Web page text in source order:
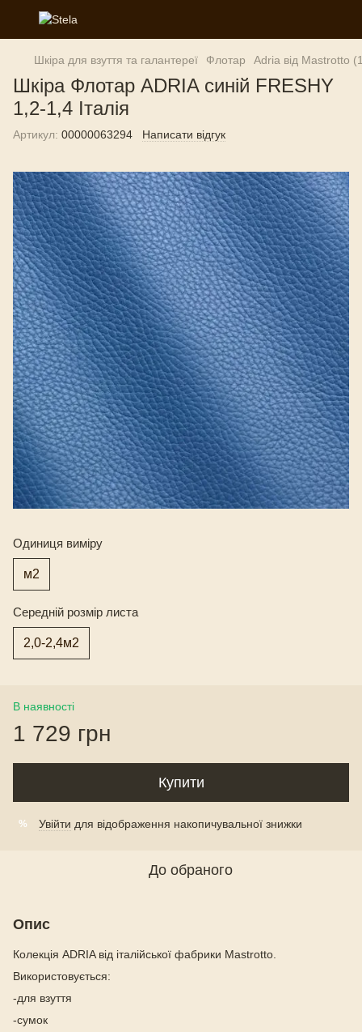
Шкіра для взуття та галантереї Флотар Adria від Mastrotto
Шкіра Флотар ADRIA синій FRESHY
1,2-1,4 Італія
Артикул: 00000063294 Написати відгук
Одиниця виміру
м2
Середній розмір листа
2,0-2,4м2
В наявності
1 729 грн
Купити
% Увійти для відображення накопичувальної знижки
До обраного
Опис
Колекція ADRIA від італійської фабрики Mastrotto.
Використовується:
-для взуття
-сумок